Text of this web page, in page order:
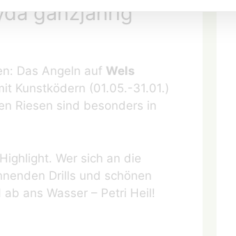
ganzjährig
Das Angeln auf Wels
Kunstködern (01.05.-31.01.)
Riesen sind besonders in
Wer sich an die
Drills und schönen
ans Wasser – Petri Heil!